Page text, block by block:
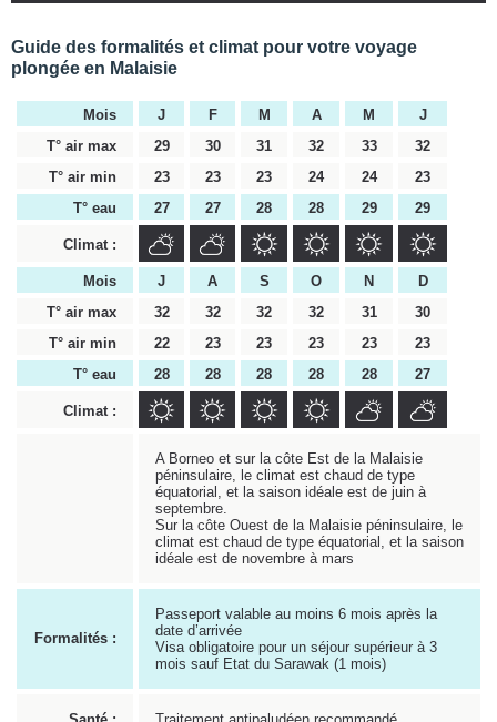
Guide des formalités et climat pour votre voyage
plongée en Malaisie
Mois J F M A M
J
T° air max
29 30 31 32 33
32
T° air min
23 23 23 24 24
23
T° eau
27 27 28 28 29 29
Climat :
Mois J A S O N
D
T° air max
32 32 32 32 31
30
T° air min
22 23 23 23 23
23
T° eau
28 28 28 28 28 27
Climat :
A Borneo et sur la côte Est de la Malaisie
péninsulaire, le climat est chaud de type
équatorial, et la saison idéale est de juin à
septembre.
Sur la côte Ouest de la Malaisie péninsulaire, le
climat est chaud de type équatorial, et la saison
idéale est de novembre à mars
Formalités :
Passeport valable au moins 6 mois après la
date d’arrivée
Visa obligatoire pour un séjour supérieur à 3
mois sauf Etat du Sarawak (1 mois)